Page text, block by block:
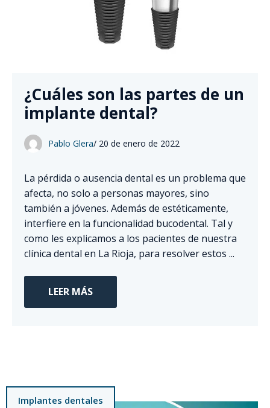
¿Cuáles son las partes de un
implante dental?
Pablo Glera/ 20 de enero de 2022
La pérdida o ausencia dental es un problema que
afecta, no solo a personas mayores, sino
también a jóvenes. Además de estéticamente,
interfiere en la funcionalidad bucodental. Tal y
como les explicamos a los pacientes de nuestra
clínica dental en La Rioja, para resolver estos ...
LEER MÁS
Implantes dentales